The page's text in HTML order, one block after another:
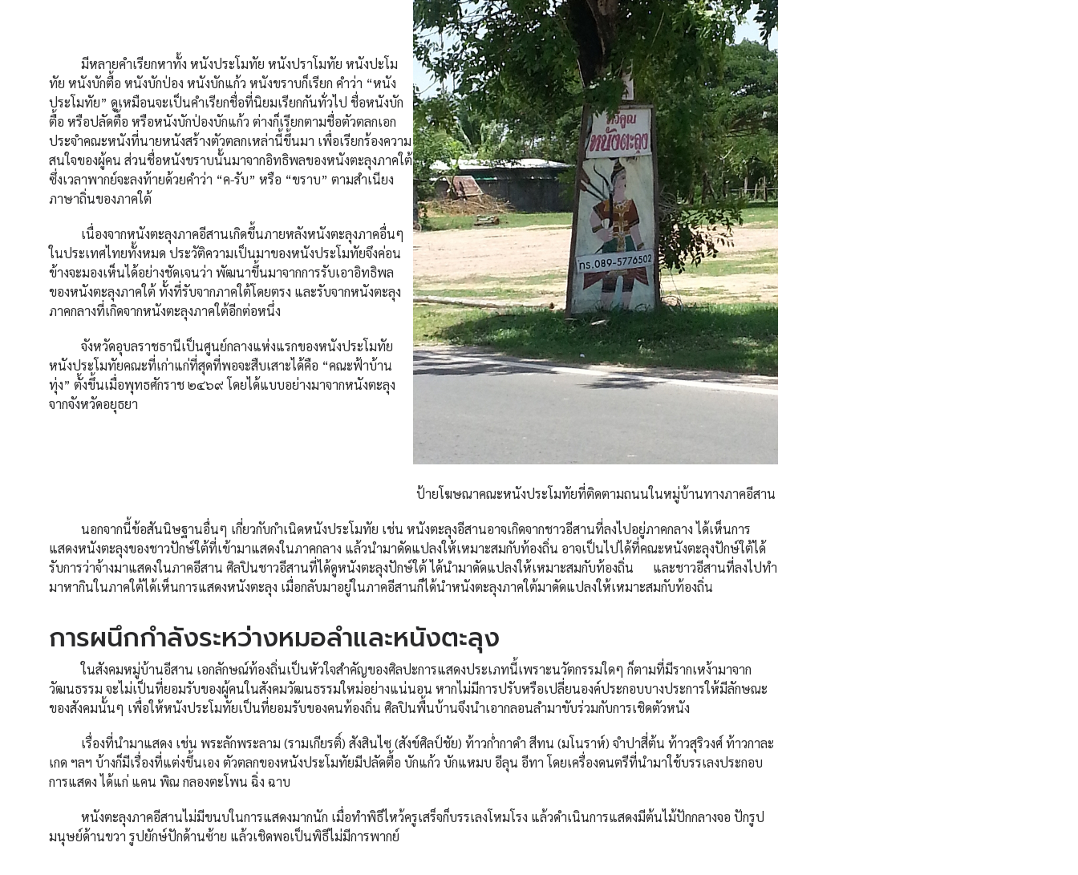
มีหลายคำเรียกหาทั้ง หนังประโมทัย หนังปราโมทัย หนังปะโม
ทัย หนังบักตื้อ หนังบักป่อง หนังบักแก้ว หนังขราบก็เรียก คำว่า “หนัง
ประโมทัย” ดูเหมือนจะเป็นคำเรียกชื่อที่นิยมเรียกกันทั่วไป ชื่อหนังบัก
ตื้อ หรือปลัดตื้อ หรือหนังบักป่องบักแก้ว ต่างก็เรียกตามชื่อตัวตลกเอก
ประจำคณะหนังที่นายหนังสร้างตัวตลกเหล่านี้ขึ้นมา เพื่อเรียกร้องความ
สนใจของผู้คน ส่วนชื่อหนังขราบนั้นมาจากอิทธิพลของหนังตะลุงภาคใต้
ซึ่งเวลาพากย์จะลงท้ายด้วยคำว่า “ค-รับ” หรือ “ขราบ” ตามสำเนียง
ภาษาถิ่นของภาคใต้
เนื่องจากหนังตะลุงภาคอีสานเกิดขึ้นภายหลังหนังตะลุงภาคอื่นๆ
ในประเทศไทยทั้งหมด ประวัติความเป็นมาของหนังประโมทัยจึงค่อน
ข้างจะมองเห็นได้อย่างชัดเจนว่า พัฒนาขึ้นมาจากการรับเอาอิทธิพล
ของหนังตะลุงภาคใต้ ทั้งที่รับจากภาคใต้โดยตรง และรับจากหนังตะลุง
ภาคกลางที่เกิดจากหนังตะลุงภาคใต้อีกต่อหนึ่ง
จังหวัดอุบลราชธานีเป็นศูนย์กลางแห่งแรกของหนังประโมทัย
หนังประโมทัยคณะที่เก่าแก่ที่สุดที่พอจะสืบเสาะได้คือ “คณะฟ้าบ้าน
ทุ่ง” ตั้งขึ้นเมื่อพุทธศักราช ๒๔๖๙ โดยได้แบบอย่างมาจากหนังตะลุง
จากจังหวัดอยุธยา
ป้ายโฆษณาคณะหนังประโมทัยที่ติดตามถนนในหมู่บ้านทางภาคอีสาน
นอกจากนี้ข้อสันนิษฐานอื่นๆ เกี่ยวกับกำเนิดหนังประโมทัย เช่น หนังตะลุงอีสานอาจเกิดจากชาวอีสานที่ลงไปอยู่ภาคกลาง ได้เห็นการ
แสดงหนังตะลุงของชาวปักษ์ใต้ที่เข้ามาแสดงในภาคกลาง แล้วนำมาดัดแปลงให้เหมาะสมกับท้องถิ่น อาจเป็นไปได้ที่คณะหนังตะลุงปักษ์ใต้ได้
รับการว่าจ้างมาแสดงในภาคอีสาน ศิลปินชาวอีสานที่ได้ดูหนังตะลุงปักษ์ใต้ ได้นำมาดัดแปลงให้เหมาะสมกับท้องถิ่น และชาวอีสานที่ลงไปทำ
มาหากินในภาคใต้ได้เห็นการแสดงหนังตะลุง เมื่อกลับมาอยู่ในภาคอีสานก็ได้นำหนังตะลุงภาคใต้มาดัดแปลงให้เหมาะสมกับท้องถิ่น
การผนึกกำลังระหว่างหมอลำและหนังตะลุง
ในสังคมหมู่บ้านอีสาน เอกลักษณ์ท้องถิ่นเป็นหัวใจสำคัญของศิลปะการแสดงประเภทนี้เพราะนวัตกรรมใดๆ ก็ตามที่มีรากเหง้ามาจาก
วัฒนธรรม จะไม่เป็นที่ยอมรับของผู้คนในสังคมวัฒนธรรมใหม่อย่างแน่นอน หากไม่มีการปรับหรือเปลี่ยนองค์ประกอบบางประการให้มีลักษณะ
ของสังคมนั้นๆ เพื่อให้หนังประโมทัยเป็นที่ยอมรับของคนท้องถิ่น ศิลปินพื้นบ้านจึงนำเอากลอนลำมาขับร่วมกับการเชิดตัวหนัง
เรื่องที่นำมาแสดง เช่น พระลักพระลาม (รามเกียรติ์) สังสินไซ (สังข์ศิลป์ชัย) ท้าวก่ำกาดำ สีทน (มโนราห์) จำปาสี่ต้น ท้าวสุริวงศ์ ท้าวกาละ
เกด ฯลฯ บ้างก็มีเรื่องที่แต่งขึ้นเอง ตัวตลกของหนังประโมทัยมีปลัดตื้อ บักแก้ว บักแหมบ อีลุน อีทา โดยเครื่องดนตรีที่นำมาใช้บรรเลงประกอบ
การแสดง ได้แก่ แคน พิณ กลองตะโพน ฉิ่ง ฉาบ
หนังตะลุงภาคอีสานไม่มีขนบในการแสดงมากนัก เมื่อทำพิธีไหว้ครูเสร็จก็บรรเลงโหมโรง แล้วดำเนินการแสดงมีต้นไม้ปักกลางจอ ปักรูป
มนุษย์ด้านขวา รูปยักษ์ปักด้านซ้าย แล้วเชิดพอเป็นพิธีไม่มีการพากย์